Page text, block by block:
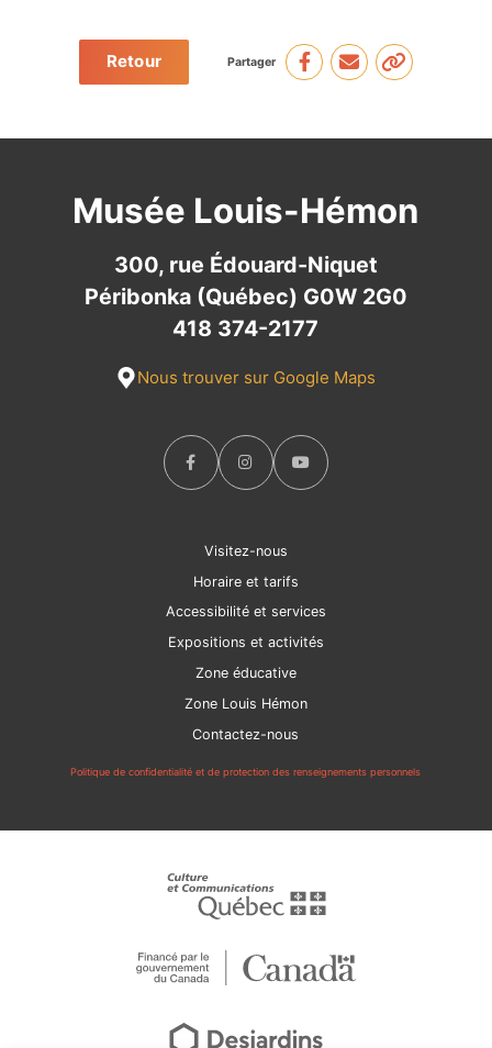
Retour Partager
Musée Louis-Hémon
300, rue Édouard-Niquet
Péribonka (Québec) G0W 2G0
418 374-2177
Nous trouver sur Google Maps
Visitez-nous
Horaire et tarifs
Accessibilité et services
Expositions et activités
Zone éducative
Zone Louis Hémon
Contactez-nous
Politique de confidentialité et de protection des renseignements personnels